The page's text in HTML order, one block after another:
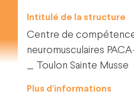
Intitulé de la structure
Centre de
neuromusculaires
_ Toulon Sainte Musse
Plus d'informations